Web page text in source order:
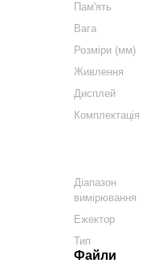
Пам'ять
Вага
Розміри (мм)
Живлення
Дисплей
Комплектація
Діапазон
вимірювання
Ежектор
Тип
Файли